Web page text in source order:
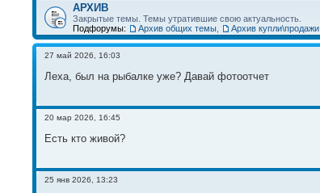
АРХИВ
Закрытые темы. Темы утратившие свою актуальность.
Подфорумы:
Архив общих темы Архив купли\продажи
27 май 2026, 16:03
Леха, был на рыбалке уже? Давай фотоотчет
20 мар 2026, 16:45
Есть кто живой?
25 янв 2026, 13:23